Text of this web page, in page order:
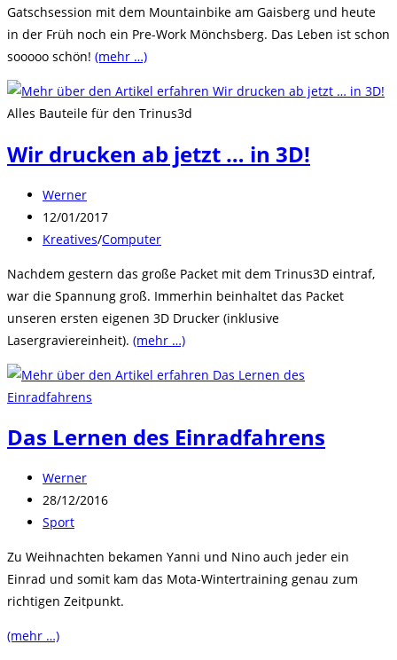
Gatschsession mit dem Mountainbike am Gaisberg und heute
in der Früh noch ein Pre-Work Mönchsberg. Das Leben ist schon
sooooo schön! (mehr …)
Alles Bauteile für den Trinus3d
Wir drucken ab jetzt … in 3D!
Beitrags-
Autor:
Werner
Beitrag
veröffentlicht:
12/01/2017
Beitrags-
Kreatives/Computer
Nachdem gestern das große Packet mit dem Trinus3D eintraf,
war die Spannung groß. Immerhin beinhaltet das Packet
unseren ersten eigenen 3D Drucker (inklusive
Lasergraviereinheit). (mehr …)
Das Lernen des Einradfahrens
Beitrags-
Autor:
Werner
Beitrag
veröffentlicht:
28/12/2016
Beitrags-
Sport
Zu Weihnachten bekamen Yanni und Nino auch jeder ein
Einrad und somit kam das Mota-Wintertraining genau zum
richtigen Zeitpunkt.
(mehr …)